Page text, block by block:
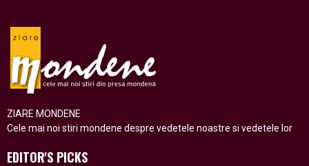
ZIARE MONDENE
Cele mai noi stiri mondene despre vedetele noastre si vedetele lor
EDITOR'S PICKS